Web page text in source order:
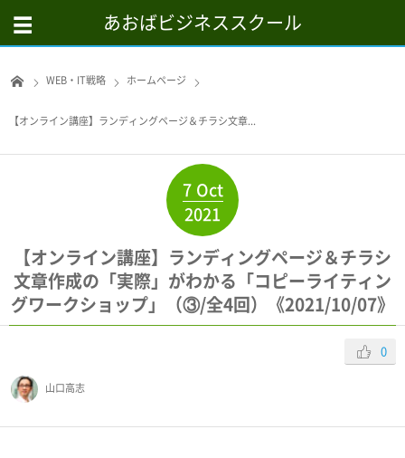
あおばビジネススクール
WEB・IT戦略 ホームページ
【オンライン講座】ランディングページ＆チラシ文章...
7 Oct
2021
【オンライン講座】ランディングページ＆チラシ
文章作成の「実際」がわかる「コピーライティン
グワークショップ」（③/全4回）《2021/10/07》
0
山口高志